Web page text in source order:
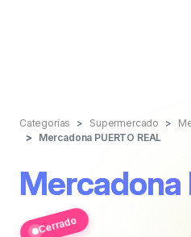
Categorías Supermercado
Mercadona PUERTO REAL
Mercadona
Cerrado